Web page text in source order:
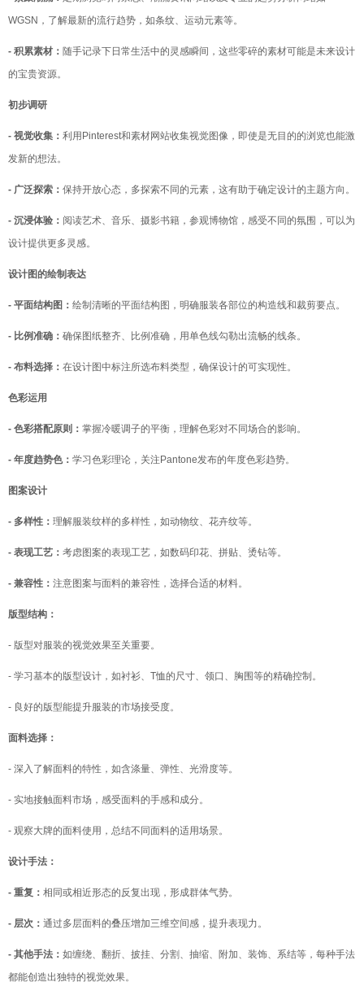
WGSN，了解最新的流行趋势，如条纹、运动元素等。
- 积累素材： 随手记录下日常生活中的灵感瞬间，这些零碎的素材可能是未来设计
的宝贵资源。
初步调研
- 视觉收集： 利用Pinterest和素材网站收集视觉图像，即使是无目的的浏览也能激
发新的想法。
- 广泛探索： 保持开放心态，多探索不同的元素，这有助于确定设计的主题方向。
- 沉浸体验： 阅读艺术、音乐、摄影书籍，参观博物馆，感受不同的氛围，可以为
设计提供更多灵感。
设计图的绘制表达
- 平面结构图： 绘制清晰的平面结构图，明确服装各部位的构造线和裁剪要点。
- 比例准确： 确保图纸整齐、比例准确，用单色线勾勒出流畅的线条。
- 布料选择： 在设计图中标注所选布料类型，确保设计的可实现性。
色彩运用
- 色彩搭配原则： 掌握冷暖调子的平衡，理解色彩对不同场合的影响。
- 年度趋势色： 学习色彩理论，关注Pantone发布的年度色彩趋势。
图案设计
- 多样性： 理解服装纹样的多样性，如动物纹、花卉纹等。
- 表现工艺： 考虑图案的表现工艺，如数码印花、拼贴、烫钻等。
- 兼容性： 注意图案与面料的兼容性，选择合适的材料。
版型结构：
- 版型对服装的视觉效果至关重要。
- 学习基本的版型设计，如衬衫、T恤的尺寸、领口、胸围等的精确控制。
- 良好的版型能提升服装的市场接受度。
面料选择：
- 深入了解面料的特性，如含涤量、弹性、光滑度等。
- 实地接触面料市场，感受面料的手感和成分。
- 观察大牌的面料使用，总结不同面料的适用场景。
设计手法：
- 重复： 相同或相近形态的反复出现，形成群体气势。
- 层次： 通过多层面料的叠压增加三维空间感，提升表现力。
- 其他手法： 如缠绕、翻折、披挂、分割、抽缩、附加、装饰、系结等，每种手法
都能创造出独特的视觉效果。